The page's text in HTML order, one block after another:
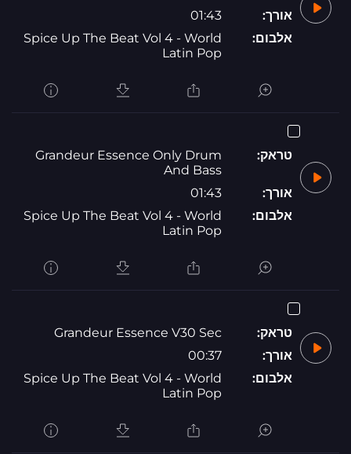
אורך:
01:43
אלבום:
Spice Up The Beat Vol 4 - World
Latin Pop
טראק:
Grandeur Essence Only Drum
And Bass
אורך:
01:43
אלבום:
Spice Up The Beat Vol 4 - World
Latin Pop
טראק:
Grandeur Essence V30 Sec
אורך:
00:37
אלבום:
Spice Up The Beat Vol 4 - World
Latin Pop